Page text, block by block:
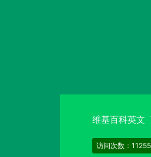
维基百科英文
访问次数：11255